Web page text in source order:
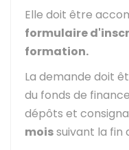
Elle doit être
formulaire
formation.
La demande doit
du fonds de
dépôts et
moissuivant la fin